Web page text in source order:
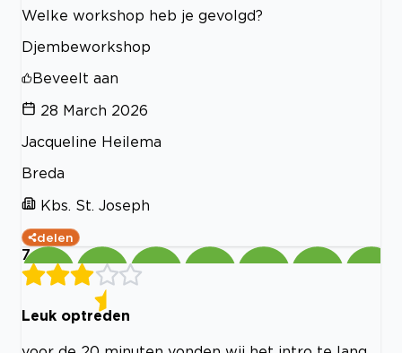
Welke workshop heb je gevolgd?
Djembeworkshop
Beveelt aan
28 March 2026
Jacqueline Heilema
Breda
Kbs. St. Joseph
delen
7
Leuk optreden